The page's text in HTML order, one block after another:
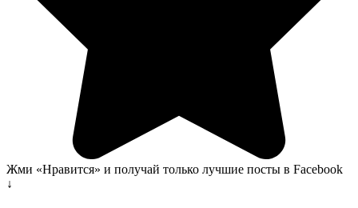
Жми «Нравится» и получай только лучшие посты в Facebook
↓